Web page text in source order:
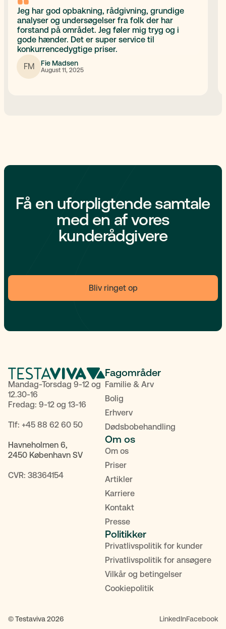
Jeg har god opbakning, rådgivning, grundige
analyser og undersøgelser fra folk der har
forstand på området. Jeg føler mig tryg og i
gode hænder. Det er super service til
konkurrencedygtige priser.
FM
Fie Madsen
August 11, 2025
Få en uforpligtende samtale
med en af vores
kunderådgivere
Bliv ringet op
Mandag-Torsdag 9-12 og
12.30-16
Fredag: 9-12 og 13-16
Tlf: +45 88 62 60 50
Havneholmen 6,
2450 København SV
CVR: 38364154
Fagområder
Familie & Arv
Bolig
Erhverv
Dødsbobehandling
Om os
Om os
Priser
Artikler
Karriere
Kontakt
Presse
Politikker
Privatlivspolitik for kunder
Privatlivspolitik for ansøgere
Vilkår og betingelser
Cookiepolitik
© Testaviva 2026 LinkedInFacebook